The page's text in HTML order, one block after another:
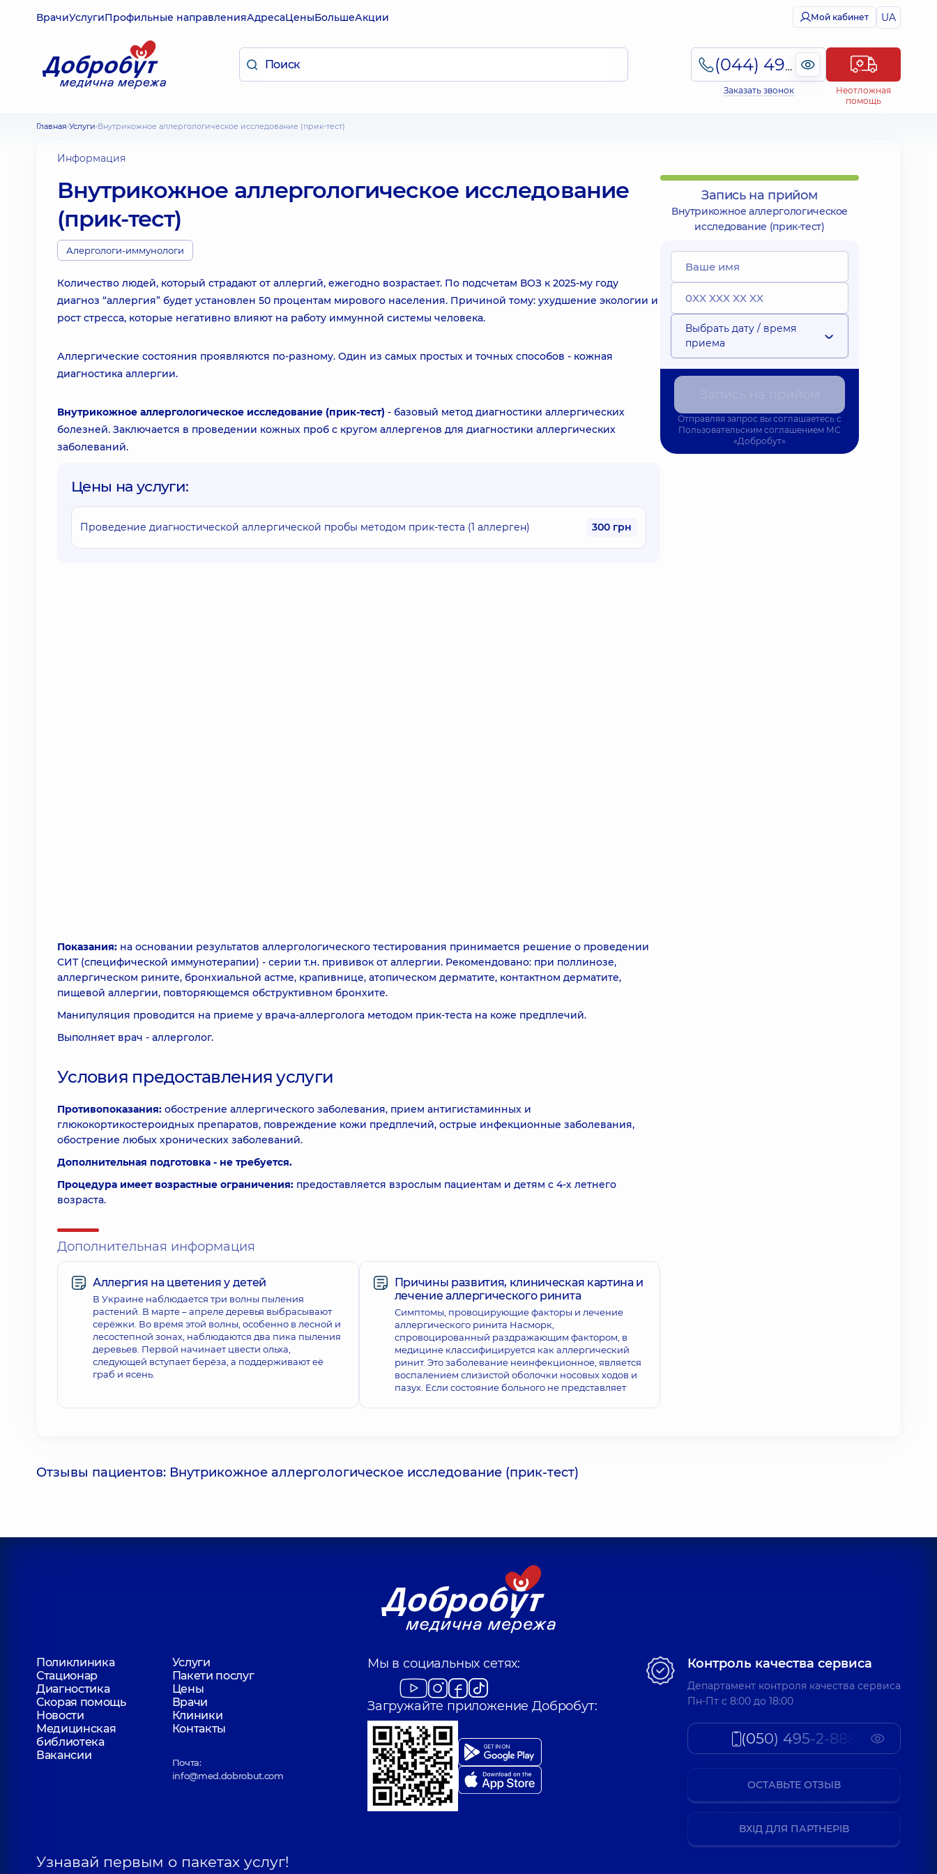
ВрачиУслугиПрофильные направленияАдресаЦеныБольшеАкции Мой кабинет UA
(044) 495-2-888
Заказать звонок
Неотложная
помощь
Главная Услуги Внутрикожное аллергологическое исследование (прик-тест)
Информация
Внутрикожное аллергологическое исследование
(прик-тест)
Алергологи-иммунологи
Количество людей, который страдают от аллергий, ежегодно возрастает. По подсчетам ВОЗ к 2025-му году
диагноз “аллергия” будет установлен 50 процентам мирового населения. Причиной тому: ухудшение экологии и
рост стресса, которые негативно влияют на работу иммунной системы человека.
Аллергические состояния проявляются по-разному. Один из самых простых и точных способов - кожная
диагностика аллергии.
Внутрикожное аллергологическое исследование (прик-тест) - базовый метод диагностики аллергических
болезней. Заключается в проведении кожных проб с кругом аллергенов для диагностики аллергических
заболеваний.
Цены на услуги:
Проведение диагностической аллергической пробы методом прик-теста (1 аллерген) 300 грн
Показания: на основании результатов аллергологического тестирования принимается решение о проведении
СИТ (специфической иммунотерапии) - серии т.н. прививок от аллергии. Рекомендовано: при поллинозе,
аллергическом рините, бронхиальной астме, крапивнице, атопическом дерматите, контактном дерматите,
пищевой аллергии, повторяющемся обструктивном бронхите.
Манипуляция проводится на приеме у врача-аллерголога методом прик-теста на коже предплечий.
Выполняет врач - аллерголог.
Условия предоставления услуги
Противопоказания: обострение аллергического заболевания, прием антигистаминных и
глюкокортикостероидных препаратов, повреждение кожи предплечий, острые инфекционные заболевания,
обострение любых хронических заболеваний.
Дополнительная подготовка - не требуется.
Процедура имеет возрастные ограничения: предоставляется взрослым пациентам и детям с 4-х летнего
возраста.
Дополнительная информация
Аллергия на цветения у детей
В Украине наблюдается три волны пыления
растений. В марте – апреле деревья выбрасывают
серёжки. Во время этой волны, особенно в лесной и
лесостепной зонах, наблюдаются два пика пыления
деревьев. Первой начинает цвести ольха,
следующей вступает берёза, а поддерживают её
граб и ясень.
Причины развития, клиническая картина и
лечение аллергического ринита
Симптомы, провоцирующие факторы и лечение
аллергического ринита Насморк,
спровоцированный раздражающим фактором, в
медицине классифицируется как аллергический
ринит. Это заболевание неинфекционное, является
воспалением слизистой оболочки носовых ходов и
пазух. Если состояние больного не представляет
Запись на прийом
Внутрикожное аллергологическое
исследование (прик-тест)
Выбрать дату / время
приема
Отправляя запрос вы соглашаетесь с
Пользовательским соглашением МС
«Добробут»
Отзывы пациентов: Внутрикожное аллергологическое исследование (прик-тест)
Поликлиника
Услуги
Стационар
Пакети послуг
Диагностика
Цены
Скорая помощь
Врачи
Новости
Клиники
Медицинская
библиотека
Контакты
Вакансии
Почта:
info@med.dobrobut.com
Мы в социальных сетях:
Загружайте приложение Добробут:
Узнавай первым о пакетах услуг!
Контроль качества сервиса
Департамент контроля качества сервиса
Пн-Пт c 8:00 до 18:00
(050) 495-2-888
ОСТАВЬТЕ ОТЗЫВ
ВХІД ДЛЯ ПАРТНЕРІВ